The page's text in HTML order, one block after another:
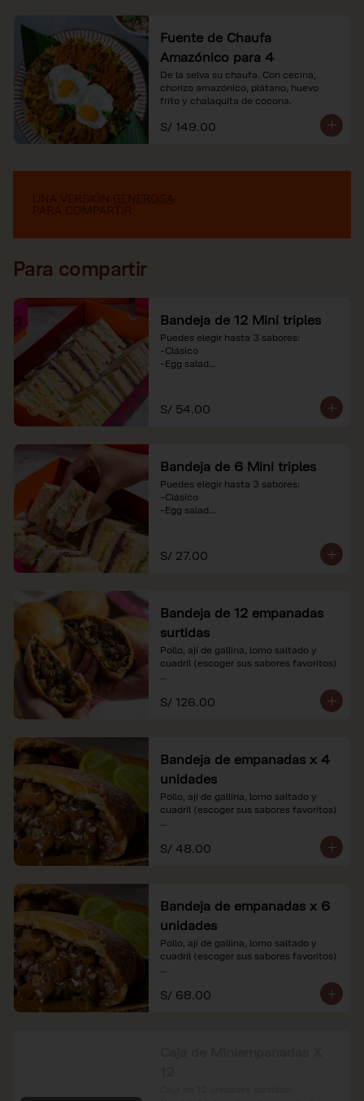
Fuente de Chaufa
Amazónico para 4
De la selva su chaufa. Con cecina,
chorizo amazónico, plátano, huevo
frito y chalaquita de cocona.
S/ 149.00
Para compartir
Bandeja de 12 Mini triples
Puedes elegir hasta 3 sabores:
-Clásico
-Egg salad
referenciales.
S/ 54.00
Bandeja de 6 Mini triples
Puedes elegir hasta 3 sabores:
-Clásico
-Egg salad
referenciales.
S/ 27.00
Bandeja de 12 empanadas
surtidas
Pollo, ají de gallina, lomo saltado y
cuadril (escoger sus sabores favoritos)
*Nuestros precios están expresados en
soles e incluyen impuestos de ley y
S/ 126.00
Bandeja de empanadas x 4
unidades
Pollo, ají de gallina, lomo saltado y
cuadril (escoger sus sabores favoritos)
*Nuestros precios están expresados en
soles e incluyen impuestos de ley y
S/ 48.00
Bandeja de empanadas x 6
unidades
Pollo, ají de gallina, lomo saltado y
cuadril (escoger sus sabores favoritos)
*Nuestros precios están expresados en
soles e incluyen impuestos de ley y
S/ 68.00